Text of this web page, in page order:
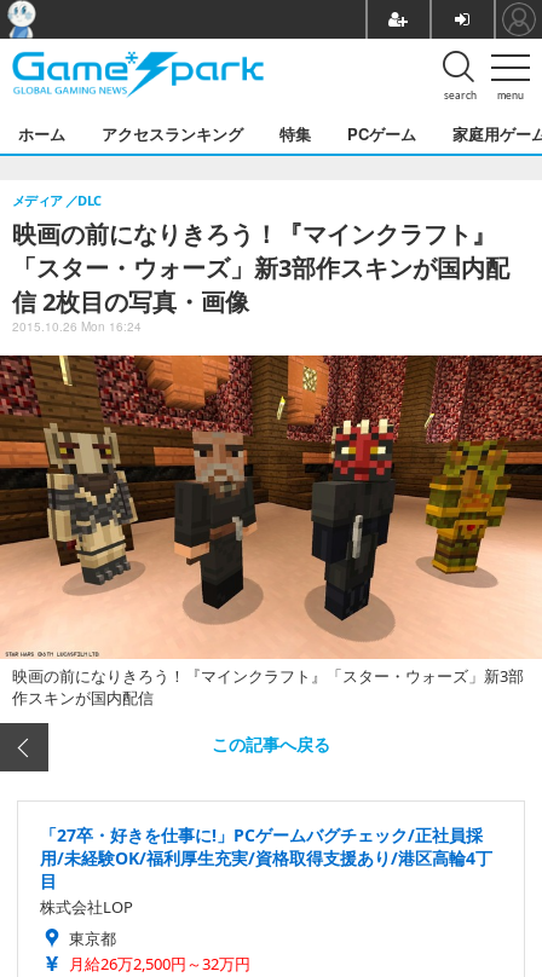
menu
search
ホーム アクセスランキング 特集 PCゲーム 家庭用ゲー
映画の前になりきろう！『マインクラフト』
「スター・ウォーズ」新3部作スキンが国内配
信 2枚目の写真・画像
メディア DLC
2015.10.26 Mon 16:24
映画の前になりきろう！『マインクラフト』「スター・ウォーズ」新3部
作スキンが国内配信
この記事へ戻る
「27卒・好きを仕事に!」PCゲームバグチェック/正社員採
用/未経験OK/福利厚生充実/資格取得支援あり/港区高輪4丁
目
株式会社LOP
東京都
月給26万2,500円～32万円